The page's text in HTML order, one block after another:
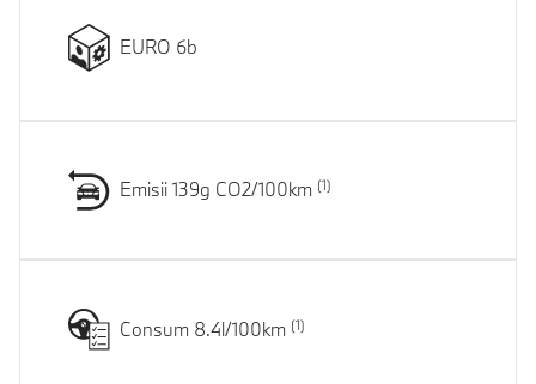
EURO 6b
Emisii 139g CO2/100km
Consum 8.4l/100km